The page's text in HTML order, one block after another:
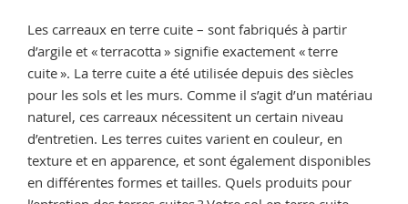
cuite
? »
Les carreaux en terre cuite – sont fabriqués à partir
d’argile et « terracotta » signifie exactement « terre
cuite ». La terre cuite a été utilisée depuis des siècles
pour les sols et les murs. Comme il s’agit d’un matériau
naturel, ces carreaux nécessitent un certain niveau
d’entretien. Les terres cuites varient en couleur, en
texture et en apparence, et sont également disponibles
en différentes formes et tailles. Quels produits pour